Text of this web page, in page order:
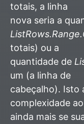
totais, a linha
nova seria a
totais) ou a
quantidade de
um (a linha de
cabeçalho). Isto
complexidade
ainda mais se